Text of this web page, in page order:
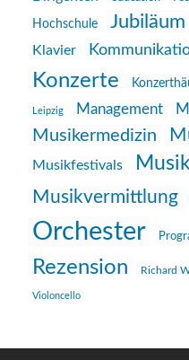
Hochschule Jubiläum
Klavier
Konzerte
Leipzig Management
Musikermedizin
Musikfestivals
Musikvermittlung
Orchester
Rezension Richard
Violoncello